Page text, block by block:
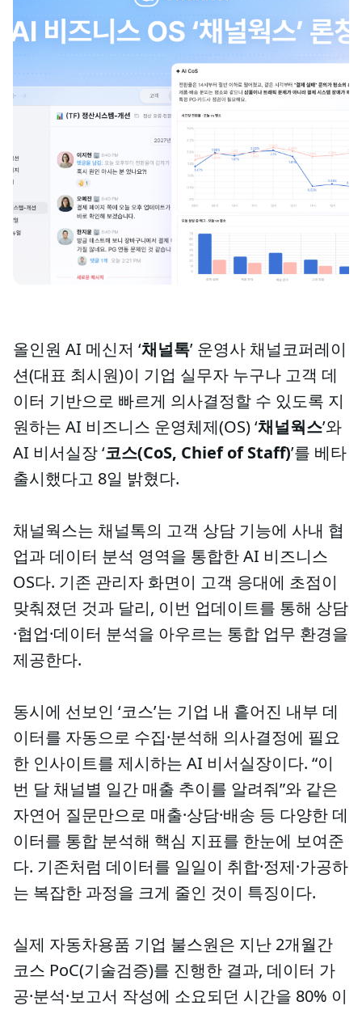
올인원 AI 메신저 ‘채널톡’ 운영사 채널코퍼레이
션(대표 최시원)이 기업 실무자 누구나 고객 데
이터 기반으로 빠르게 의사결정할 수 있도록 지
원하는 AI 비즈니스 운영체제(OS) ‘채널웍스’와
AI 비서실장 ‘코스(CoS, Chief of Staff)’를 베타
출시했다고 8일 밝혔다.
채널웍스는 채널톡의 고객 상담 기능에 사내 협
업과 데이터 분석 영역을 통합한 AI 비즈니스
OS다. 기존 관리자 화면이 고객 응대에 초점이
맞춰졌던 것과 달리, 이번 업데이트를 통해 상담
·협업·데이터 분석을 아우르는 통합 업무 환경을
제공한다.
동시에 선보인 ‘코스’는 기업 내 흩어진 내부 데
이터를 자동으로 수집·분석해 의사결정에 필요
한 인사이트를 제시하는 AI 비서실장이다. “이
번 달 채널별 일간 매출 추이를 알려줘”와 같은
자연어 질문만으로 매출·상담·배송 등 다양한 데
이터를 통합 분석해 핵심 지표를 한눈에 보여준
다. 기존처럼 데이터를 일일이 취합·정제·가공하
는 복잡한 과정을 크게 줄인 것이 특징이다.
실제 자동차용품 기업 불스원은 지난 2개월간
코스 PoC(기술검증)를 진행한 결과, 데이터 가
공·분석·보고서 작성에 소요되던 시간을 80% 이